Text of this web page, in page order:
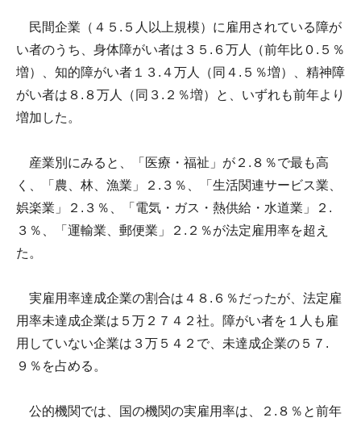
民間企業（４５.５人以上規模）に雇用されている障が
い者のうち、身体障がい者は３５.６万人（前年比０.５％
増）、知的障がい者１３.４万人（同４.５％増）、精神障
がい者は８.８万人（同３.２％増）と、いずれも前年より
増加した。
産業別にみると、「医療・福祉」が２.８％で最も高
く、「農、林、漁業」２.３％、「生活関連サービス業、
娯楽業」２.３％、「電気・ガス・熱供給・水道業」２.
３％、「運輸業、郵便業」２.２％が法定雇用率を超え
た。
実雇用率達成企業の割合は４８.６％だったが、法定雇
用率未達成企業は５万２７４２社。障がい者を１人も雇
用していない企業は３万５４２で、未達成企業の５７.
９％を占める。
公的機関では、国の機関の実雇用率は、２.８％と前年